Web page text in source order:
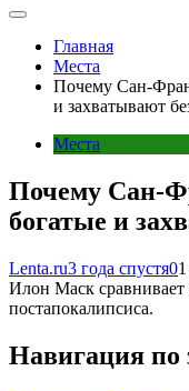
Главная
Места
Почему Сан-
и захватывают
Места
Почему Сан-
богатые и
Lenta.ru3 года спустя0
Илон Маск
постапокалипсиса.
Навигация по